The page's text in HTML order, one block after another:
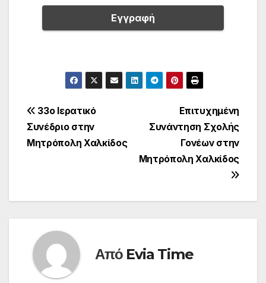
Πλοήγηση
άρθρων
Επιτυχημένη
Συνάντηση Σχολής
Γονέων στην
Μητρόπολη Χαλκίδος
33ο Ιερατικό
Συνέδριο στην
Μητρόπολη Χαλκίδος
Από Evia Time